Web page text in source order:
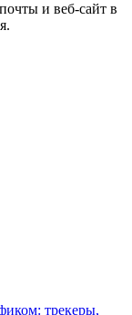
и веб-сайт в
трекеры,